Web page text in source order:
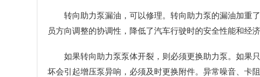
转向助力泵漏油，可以修理。转向助力泵的漏油加重
员方向调整的协调性，降低了汽车行驶时的安全性能和经济
如果转向助力泵泵体开裂，则必须更换助力泵。如果
坏会引起增压泵异响，必须及时更换附件。异常噪音、卡